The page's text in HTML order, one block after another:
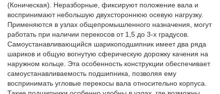
(Коническая). Неразборные, фиксируют положение вала и
воспринимают небольшую двухстороннюю осевую нагрузку.
Применяются в узлах общепромышленного назначения, могут
работать при наличии перекосов от 1,5 до 3-х градусов.
Самоустанавливающийся шарикоподшипник имеет два ряда
шариков и общую вогнутую сферическую дорожку качения на
наружном кольце. Эта особенность конструкции обеспечивает
самоустанавливаемость подшипника, позволяя ему
воспринимать угловые перекосы вала относительно корпуса.